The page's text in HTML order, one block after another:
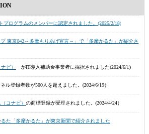
プログラムのメンバーに認定されました。(2025/2/18)
東京042～多摩もりあげ宣言～」で「多摩かるた」が紹介さ
ビ） がIT導入補助金事業者に採択されました(2024/6/1)
ル登録者数が500人を超えました。(2024/6/19）
コナビ） の商標登録が受理されました。(2024/4/24）
た「多摩かるた」が東京新聞で紹介されました